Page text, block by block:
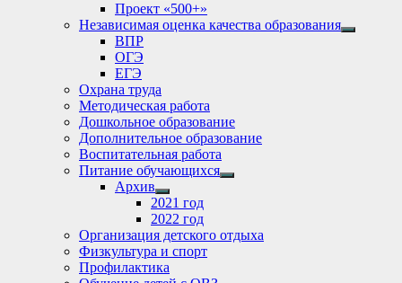
Проект «500+»
Независимая оценка качества образования
Show
ВПР
ОГЭ
ЕГЭ
Охрана труда
Методическая работа
Дошкольное образование
Дополнительное образование
Воспитательная работа
Питание обучающихся
Show
Архив
Show
sub
menu
2021 год
2022 год
Организация детского отдыха
Физкультура и спорт
Профилактика